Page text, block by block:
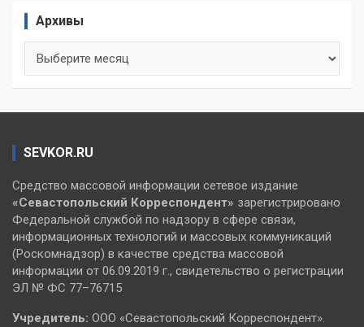
Архивы
SEVKOR.RU
Средство массовой информации сетевое издание
«Севастопольский Корреспондент» зарегистрировано
Федеральной службой по надзору в сфере связи,
информационных технологий и массовых коммуникаций
(Роскомнадзор) в качестве средства массовой
информации от 06.09.2019 г., свидетельство о регистрации
ЭЛ № ФС 77–76715
Учредитель: ООО «Севастопольский Корреспондент».